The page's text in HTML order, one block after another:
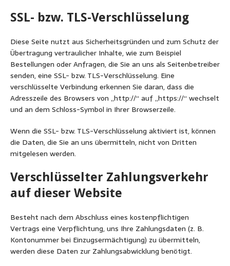
SSL- bzw. TLS-Verschlüsselung
Diese Seite nutzt aus Sicherheitsgründen und zum Schutz der
Übertragung vertraulicher Inhalte, wie zum Beispiel
Bestellungen oder Anfragen, die Sie an uns als Seitenbetreiber
senden, eine SSL- bzw. TLS-Verschlüsselung. Eine
verschlüsselte Verbindung erkennen Sie daran, dass die
Adresszeile des Browsers von „http://“ auf „https://“ wechselt
und an dem Schloss-Symbol in Ihrer Browserzeile.
Wenn die SSL- bzw. TLS-Verschlüsselung aktiviert ist, können
die Daten, die Sie an uns übermitteln, nicht von Dritten
mitgelesen werden.
Verschlüsselter Zahlungsverkehr
auf dieser Website
Besteht nach dem Abschluss eines kostenpflichtigen
Vertrags eine Verpflichtung, uns Ihre Zahlungsdaten (z. B.
Kontonummer bei Einzugsermächtigung) zu übermitteln,
werden diese Daten zur Zahlungsabwicklung benötigt.